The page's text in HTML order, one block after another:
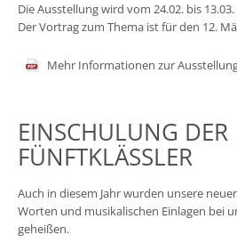
Die Ausstellung wird vom 24.02. bis
Der Vortrag zum Thema ist für den 12.
Mehr Informationen zur
EINSCHULUNG DER
FÜNFTKLÄSSLER
Auch in diesem Jahr wurden unsere
Worten und musikalischen Einlagen bei
geheißen.